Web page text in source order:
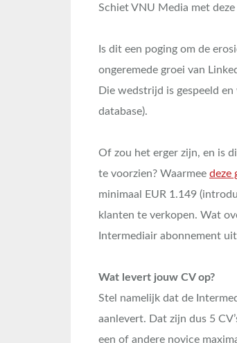
Schiet VNU Media met
Is dit een poging om de
ongeremede groei van
Die wedstrijd is gespeeld
database).
Of zou het erger zijn, en is
te voorzien? Waarmee deze
minimaal EUR 1.149
klanten te verkopen. Wat
Intermediair abonnement
Wat levert jouw CV op?
Stel namelijk dat de
aanlevert. Dat zijn dus 5
een of andere novice